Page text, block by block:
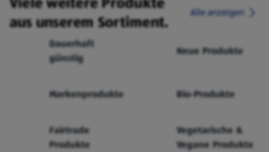
aus unserem Sortiment.
Alle anzeigen
Dauerhaft
günstig
Neue Produkte
Markenprodukte Bio-Produkte
Fairtrade
Produkte
Vegetarische &
Vegane Produkte